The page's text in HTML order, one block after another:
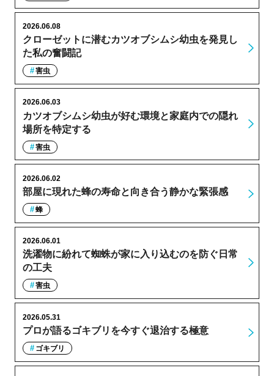
クローゼットに潜むカツオブシムシ幼虫を発見し
た私の奮闘記
2026.06.08
害虫
カツオブシムシ幼虫が好む環境と家庭内での隠れ
場所を特定する
2026.06.03
害虫
部屋に現れた蜂の寿命と向き合う静かな緊張感
2026.06.02
蜂
洗濯物に紛れて蜘蛛が家に入り込むのを防ぐ日常
の工夫
2026.06.01
害虫
プロが語るゴキブリを今すぐ退治する極意
2026.05.31
ゴキブリ